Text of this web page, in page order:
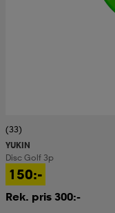
(33)
YUKIN
Disc Golf 3p
150:-
Rek. pris 300:-